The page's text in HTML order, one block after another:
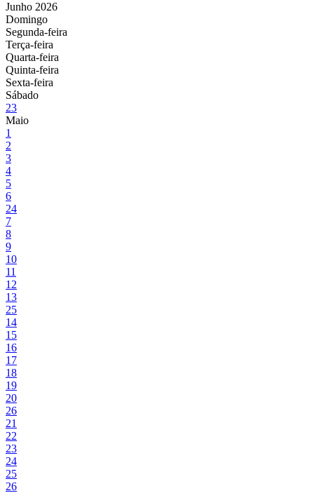
Junho 2026
Domingo
Segunda-feira
Terça-feira
Quarta-feira
Quinta-feira
Sexta-feira
Sábado
23
Maio
1
2
3
4
5
6
24
7
8
9
10
11
12
13
25
14
15
16
17
18
19
20
26
21
22
23
24
25
26